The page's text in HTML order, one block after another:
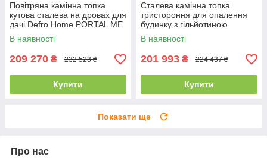
Повітряна камінна топка
кутова сталева на дровах для
дачі Defro Home PORTAL ME
BL/BP G (12 кВт)
В наявності
209 270 ₴ 232 523 ₴
Купити
Сталева камінна топка
тристороння для опалення
будинку з гільйотиною
DEFRO HOME INTRA XSM U
G (10 кВт)
В наявності
201 993 ₴ 224 437 ₴
Купити
Показати ще
Про нас